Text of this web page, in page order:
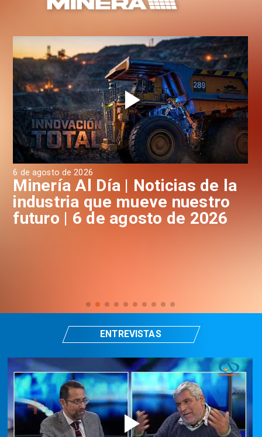
6 de agosto de 2026
Minería Al Día | Noticias de la
industria que mueve nuestro
futuro | 6 de agosto de 2026
ENTREVISTAS